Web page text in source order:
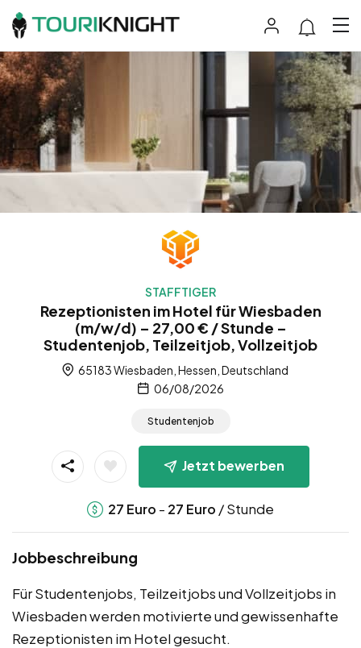
STAFFTIGER
Rezeptionisten im Hotel für Wiesbaden
(m/w/d) – 27,00 € / Stunde –
Studentenjob, Teilzeitjob, Vollzeitjob
65183 Wiesbaden, Hessen, Deutschland
06/08/2026
Studentenjob
Jetzt bewerben
27 Euro - 27 Euro / Stunde
Jobbeschreibung
Für Studentenjobs, Teilzeitjobs und Vollzeitjobs in
Wiesbaden werden motivierte und gewissenhafte
Rezeptionisten im Hotel gesucht.